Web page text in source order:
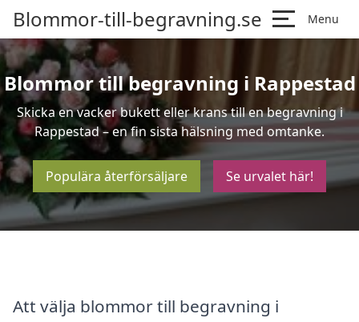
Blommor-till-begravning.se Menu
Blommor till begravning i Rappestad
Skicka en vacker bukett eller krans till en begravning i
Rappestad – en fin sista hälsning med omtanke.
Populära återförsäljare Se urvalet här!
Att välja blommor till begravning i